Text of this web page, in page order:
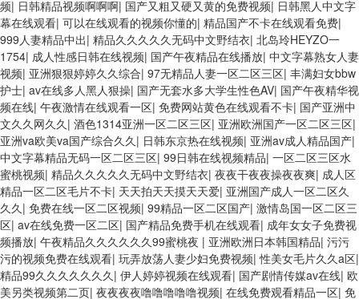
频| 日韩精品视频啊啊啊| 国产又粗又硬又黄的免费视频| 日韩黑人中文字
幕在线观看| 可以在线观看的视频你懂的| 精品国产不卡在线观看免费|
999人妻精品中出| 精品久久久久久无码中文野结衣| 北岛玲HEYZO一
1754| 成人性感日韩在线视频| 国产午夜精品在线播放| 中文字幕熟女人妻
视频| 亚洲狠狠婷婷久久综合| 97无精品人妻一区二区三区| 丰满妇女bbw
护士| av在线多人黑人狠操| 国产无套水多大学生性色AV| 国产午夜精华视
频在线| 午夜激情在线观看一区| 免费网站黄色在线观看不卡| 国产亚洲中
文久久网久久| 酒色1314亚洲一区二区三区| 亚洲欧洲国产一区二区三区|
亚洲va欧美va国产综合久久| 日韩东京热在线视频| 亚洲av成人精品国产|
中文字幕精品无码一区二区三区| 99日韩在线视频精品| 一区二区三区水
蜜桃视频| 精品久久久久久无码中文野结衣| 夜夜干夜夜操夜夜爽| 成人区
精品一区二区毛片不卡| 天天拍天天摸天天爱| 亚洲国产成人一区二区久
久久| 免费在线一区二区视频| 99精品一区二区国产| 激情岛国一区二区三
区| av在线免费一区二区| 国产精品免费手机在线观看| 成年女女子免费视
频播放| 午夜精品久久久久久久99蜜桃夜 | 亚洲欧洲日本韩国精品| 污污
污的视频免费在线观看| 玩弄放荡人妻少妇免费视频|性美女毛片久久a区|
精品99久久久久久久久| 伊人婷婷视频在线观看| 国产剧情传媒av在线| 欧
美另类视频第二页| 夜夜夜夜噜噜噜噜噜视频| 在线免费观看精品一区| 免